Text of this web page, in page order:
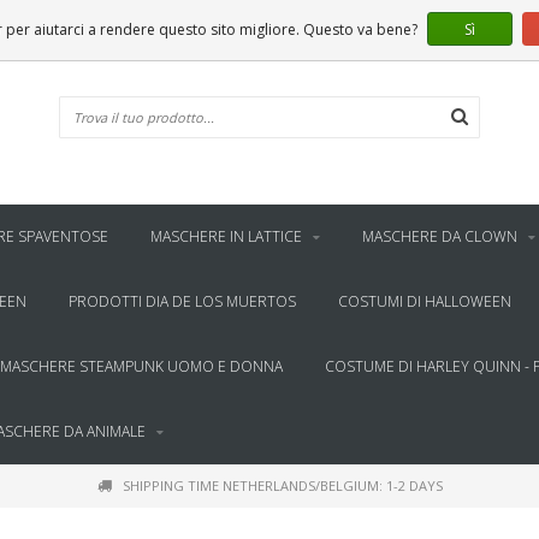
SPAVENTOSE MASCHERE IN LATTICE MASCHERE DA CLOWN
PRODOTTI DIA DE LOS MUERTOS COSTUMI DI HALLOWEEN
MASCHERE STEAMPUNK UOMO E DONNA COSTUME DI HARLEY QUINN -
DA ANIMALE
SHIPPING TIME NETHERLANDS/BELGIUM: 1-2 DAYS
aiutarci a rendere questo sito migliore. Questo va bene? Sì